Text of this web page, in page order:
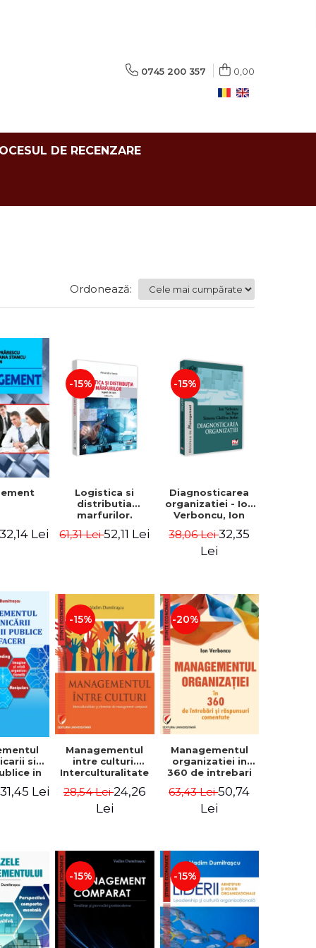
0745 200 357 0,00
DE RECENZARE
Ordonează:
32,14 Lei
-15%
Logistica si
distributia
marfurilor.
Editia a VI-a -
61,31 Lei52,11 Lei
-15%
Diagnosticarea
organizatiei - Ion
Verboncu, Ion
Catalina Stefan
38,06 Lei32,35
Lei
si
in
31,45 Lei
-15%
Managementul
intre culturi.
Interculturalitate
management
comparat -
28,54 Lei24,26
Lei
-20%
Managementul
organizatiei in
360 de intrebari
comentate - Ion
Verboncu
63,43 Lei50,74
Lei
-15% -15%